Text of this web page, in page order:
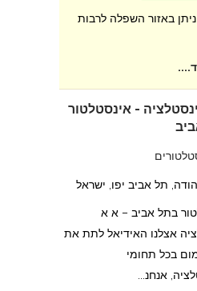
באזור השפלה לרבות
- אינסטלטור
תל אביב יפו, ישראל
בתל אביב – א א
אצלנו האידיאל לתת את
בכל תחומי
אנחנ...